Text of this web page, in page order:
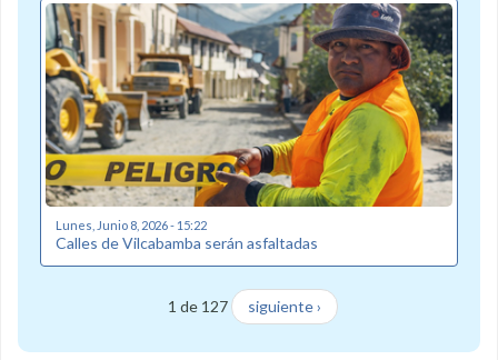
Lunes, Junio 8, 2026 - 15:22
Calles de Vilcabamba serán asfaltadas
1 de 127 siguiente ›